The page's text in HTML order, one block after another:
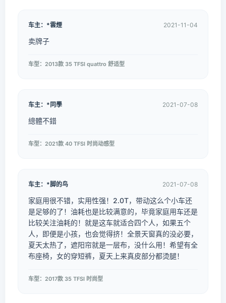
车主：*雲煙 2021-11-04
卖牌子
车型：2013款 35 TFSI quattro 舒适型
车主：*同學 2021-07-08
總體不錯
车型：2021款 40 TFSI 时尚动感型
车主：*脚的鸟 2021-07-08
家庭用很不错，实用性强！2.0T，带动这么个小车还
是足够的了！油耗也是比较满意的，毕竟家庭用车还是
比较关注油耗的！就是这车就适合四个人，如果五个
人，即便是小孩，也会觉得挤！全景天窗真的没必要，
夏天太热了，遮阳帘就是一层布，没什么用！希望有全
布座椅，女的穿短裤，夏天上来真皮部分都烫腿！
车型：2017款 35 TFSI 时尚型